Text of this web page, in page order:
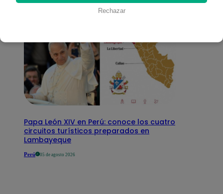
Papa León XIV en Perú: conoce los cuatro
circuitos turísticos preparados en
Lambayeque
Perú 05 de agosto 2026
Rechazar